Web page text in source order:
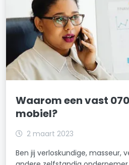
Waarom een vast
mobiel?
2 maart 2023
Ben jij verloskundige, masseur,